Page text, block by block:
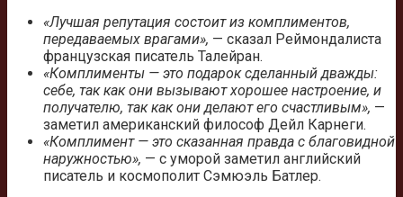
«Лучшая репутация состоит из комплиментов,
передаваемых врагами», — сказал Реймондалиста
французская писатель Талейран.
«Комплименты — это подарок сделанный дважды:
себе, так как они вызывают хорошее настроение, и
получателю, так как они делают его счастливым», —
заметил американский философ Дейл Карнеги.
«Комплимент — это сказанная правда с благовидной
наружностью», — с уморой заметил английский
писатель и космополит Сэмюэль Батлер.